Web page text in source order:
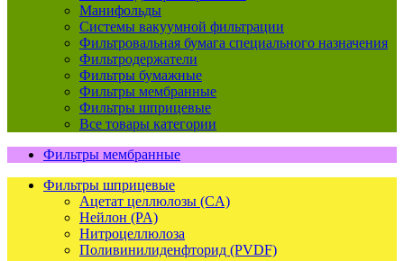
Манифольды
Системы вакуумной фильтрации
Фильтровальная бумага специального назначения
Фильтродержатели
Фильтры бумажные
Фильтры мембранные
Фильтры шприцевые
Все товары категории
Фильтры мембранные
Фильтры шприцевые
Ацетат целлюлозы (CA)
Нейлон (PA)
Нитроцеллюлоза
Поливинилиденфторид (PVDF)